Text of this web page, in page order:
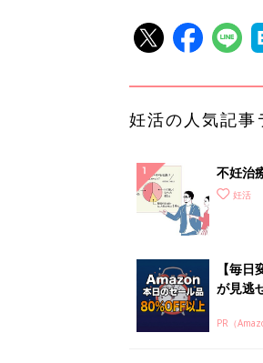
妊活の人気記事
不妊治
さ」が
妊活
【毎
が見逃
PR（